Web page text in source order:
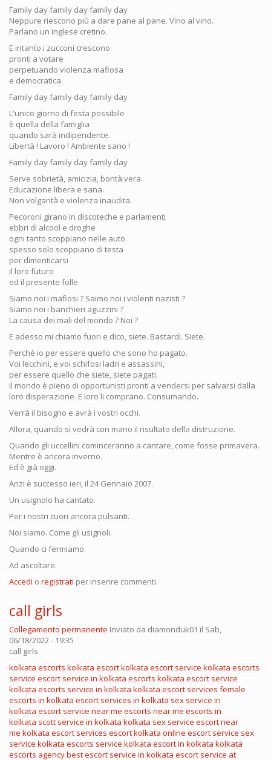
Family day family day family day
Neppure riescono più a dare pane al pane. Vino al vino.
Parlano un inglese cretino.
E intanto i zucconi crescono
pronti a votare
perpetuando violenza mafiosa
e democratica.
Family day family day family day
L'unico giorno di festa possibile
è quella della famiglia
quando sarà indipendente.
Libertà ! Lavoro ! Ambiente sano !
Family day family day family day
Serve sobrietà, amicizia, bontà vera.
Educazione libera e sana.
Non volgarità e violenza inaudita.
Pecoroni girano in discoteche e parlamenti
ebbri di alcool e droghe
ogni tanto scoppiano nelle auto
spesso solo scoppiano di testa
per dimenticarsi
il loro futuro
ed il presente folle.
Siamo noi i mafiosi ? Saimo noi i violenti nazisti ?
Siamo noi i banchieri aguzzini ?
La causa dei mali del mondo ? Noi ?
E adesso mi chiamo fuori e dico, siete. Bastardi. Siete.
Perchè io per essere quello che sono ho pagato.
Voi lecchini, e voi schifosi ladri e assassini,
per essere quello che siete, siete pagati.
Il mondo è pieno di opportunisti pronti a vendersi per salvarsi dalla
loro disperazione. E loro li comprano. Consumando.
Verrà il bisogno e avrà i vostri occhi.
Allora, quando si vedrà con mano il risultato della distruzione.
Quando gli uccellini cominceranno a cantare, come fosse primavera.
Mentre è ancora inverno.
Ed è già oggi.
Anzi è successo ieri, il 24 Gennaio 2007.
Un usignolo ha cantato.
Per i nostri cuori ancora pulsanti.
Noi siamo. Come gli usignoli.
Quando ci fermiamo.
Ad ascoltare.
Accedi o registrati per inserire commenti.
call girls
Collegamento permanente Inviato da diamonduk01 il Sab,
06/18/2022 - 19:35
call girls
kolkata escorts kolkata escortkolkata escort service kolkata escorts
service escort service in kolkata escorts kolkata escort service
kolkata escorts service in kolkata kolkata escort services female
escorts in kolkata escort services in kolkata sex service in
kolkata escort service near me escorts near me escorts in
kolkata scott service in kolkata kolkata sex service escort near
me kolkata escort services escort kolkata online escort service sex
service kolkata escorts service kolkata escort in kolkata kolkata
escorts agencybest escort service in kolkata escort service at